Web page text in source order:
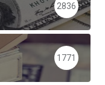
2836
1771